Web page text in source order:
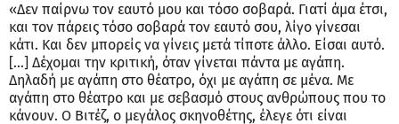
«Δεν παίρνω τον εαυτό μου και τόσο σοβαρά. Γιατί άμα έτσι,
και τον πάρεις τόσο σοβαρά τον εαυτό σου, λίγο γίνεσαι
κάτι. Και δεν μπορείς να γίνεις μετά τίποτε άλλο. Είσαι αυτό.
[…] Δέχομαι την κριτική, όταν γίνεται πάντα με αγάπη.
Δηλαδή με αγάπη στο θέατρο, όχι με αγάπη σε μένα. Με
αγάπη στο θέατρο και με σεβασμό στους ανθρώπους που το
κάνουν. Ο Βιτέζ, ο μεγάλος σκηνοθέτης, έλεγε ότι είναι